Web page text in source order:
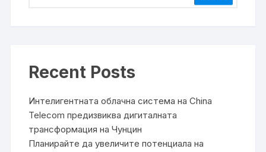
Recent Posts
Интелигентната облачна система на China
Telecom предизвиква дигиталната
трансформация на Чунцин
Планирайте да увеличите потенциала на